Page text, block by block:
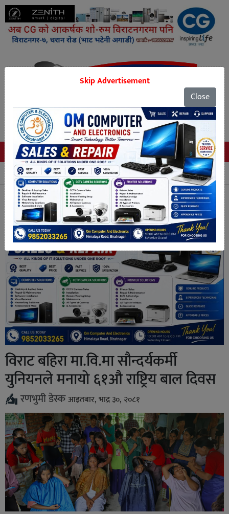
Tags
विराट बहिरा मा.वि.मा सौन्दर्यकर्मी
युनियनले मनायो ६१औ राष्ट्रिय बाल दिवस
रणभुमी डेस्कआइतबार, भाद्र ३०, २०८१
Skip Advertisement
Close